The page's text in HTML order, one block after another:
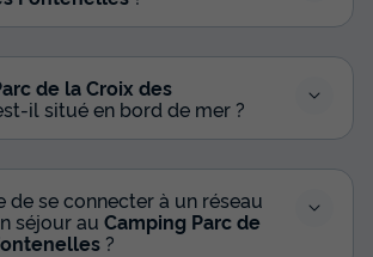
de la Croix des
il situé en bord de mer ?
de se connecter à un réseau
séjour au Camping Parc de
?